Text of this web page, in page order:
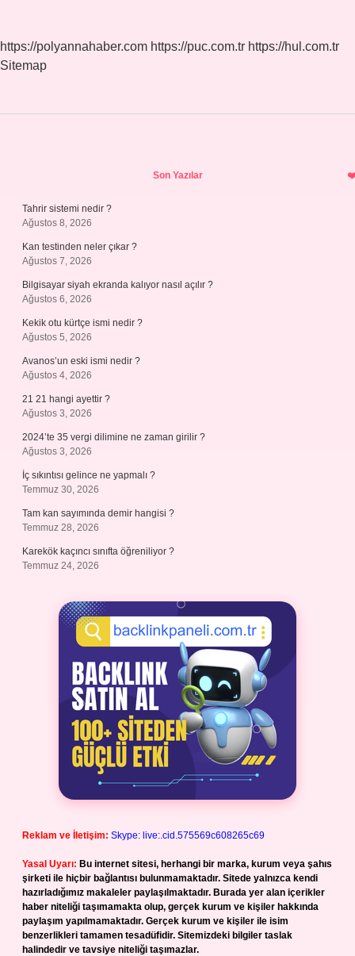
https://polyannahaber.com https://puc.com.tr https://hul.com.tr
Sitemap
Son Yazılar
Tahrir sistemi nedir ?
Ağustos 8, 2026
Kan testinden neler çıkar ?
Ağustos 7, 2026
Bilgisayar siyah ekranda kalıyor nasıl açılır ?
Ağustos 6, 2026
Kekik otu kürtçe ismi nedir ?
Ağustos 5, 2026
Avanos’un eski ismi nedir ?
Ağustos 4, 2026
21 21 hangi ayettir ?
Ağustos 3, 2026
2024’te 35 vergi dilimine ne zaman girilir ?
Ağustos 3, 2026
İç sıkıntısı gelince ne yapmalı ?
Temmuz 30, 2026
Tam kan sayımında demir hangisi ?
Temmuz 28, 2026
Karekök kaçıncı sınıfta öğreniliyor ?
Temmuz 24, 2026
Reklam ve İletişim: Skype: live:.cid.575569c608265c69
Yasal Uyarı: Bu internet sitesi, herhangi bir marka, kurum veya şahıs
şirketi ile hiçbir bağlantısı bulunmamaktadır. Sitede yalnızca kendi
hazırladığımız makaleler paylaşılmaktadır. Burada yer alan içerikler
haber niteliği taşımamakta olup, gerçek kurum ve kişiler hakkında
paylaşım yapılmamaktadır. Gerçek kurum ve kişiler ile isim
benzerlikleri tamamen tesadüfidir. Sitemizdeki bilgiler taslak
halindedir ve tavsiye niteliği taşımazlar.